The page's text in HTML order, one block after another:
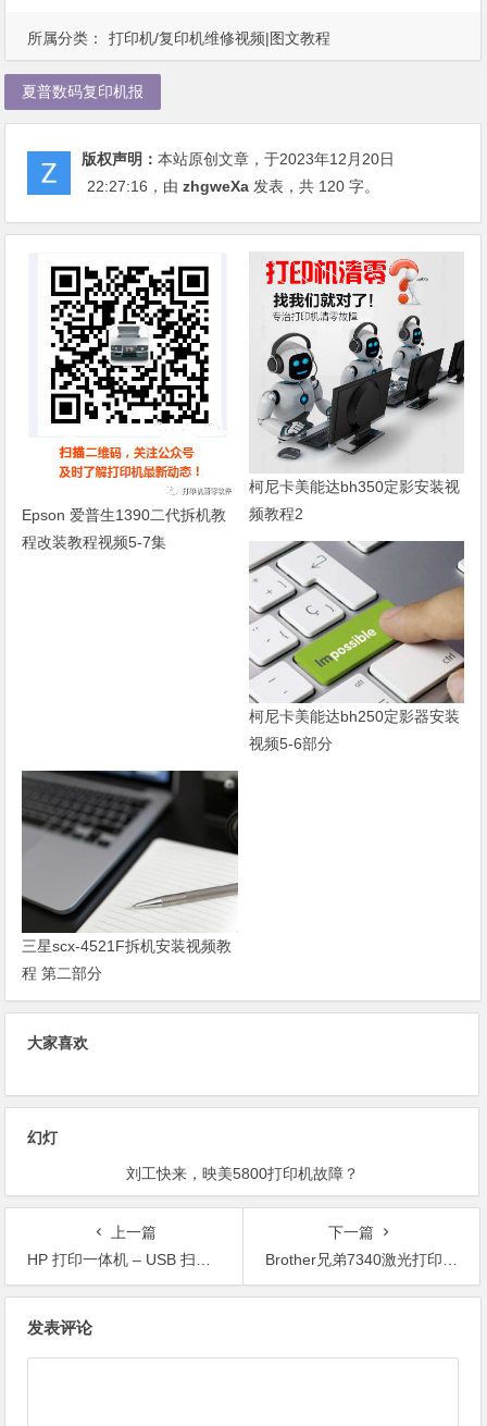
所属分类： 打印机/复印机维修视频|图文教程
夏普数码复印机报
版权声明：本站原创文章，于2023年12月20日
22:27:16 ，由zhgweXa 发表，共 120 字。
Epson 爱普生1390二代拆机教
程改装教程视频5-7集
柯尼卡美能达bh350定影安装视
频教程2
柯尼卡美能达bh250定影器安装
视频5-6部分
三星scx-4521F拆机安装视频教
程 第二部分
大家喜欢
幻灯
刘工快来，映美5800打印机故障？
上一篇
HP 打印一体机 – USB 扫描仪连接错误解决方法 (Windows)
下一篇
Brother兄弟7340激光打印一体机如何用电脑接收传真
发表评论